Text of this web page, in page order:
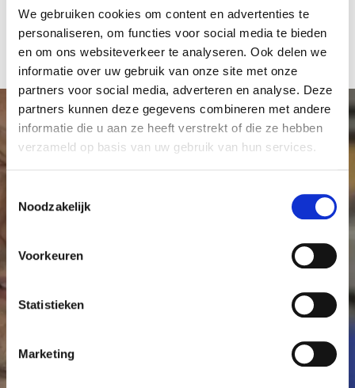
We gebruiken cookies om content en advertenties te
personaliseren, om functies voor social media te bieden
en om ons websiteverkeer te analyseren. Ook delen we
informatie over uw gebruik van onze site met onze
partners voor social media, adverteren en analyse. Deze
partners kunnen deze gegevens combineren met andere
informatie die u aan ze heeft verstrekt of die ze hebben
verzameld op basis van uw gebruik van hun services.
t
e
n
g
Noodzakelijk
Voorkeuren
Statistieken
Marketing
mogelijk
Elke donatie, klein of groot, is welkom en draagt
Leeuwenhoek. Met uw hulp kunnen we meer
onderzoek mogelijk maken en er voor zorgen dat
kanker geen dodelijke ziekte meer hoeft te zijn.